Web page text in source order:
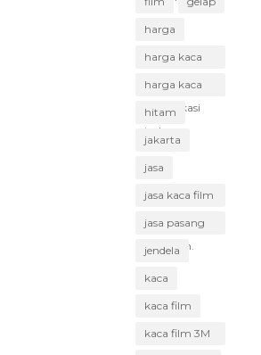
harga
harga kaca
film Bekasi
harga kaca
film Bekasi
terbaru
hitam
jakarta
jasa
jasa kaca film
Bekasi
jasa pasang
kaca film.
jendela
kaca
kaca film
kaca film 3M